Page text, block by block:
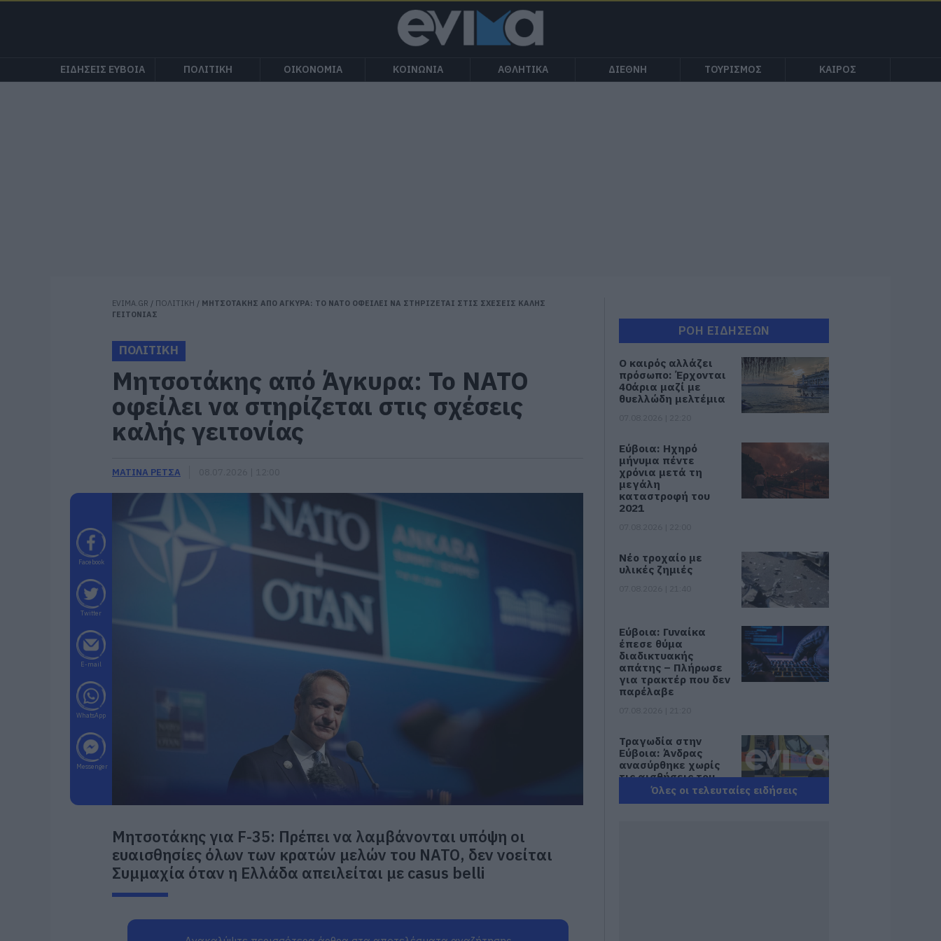
ΕΙΔΗΣΕΙΣ ΕΥΒΟΙΑ ΠΟΛΙΤΙΚΗ ΟΙΚΟΝΟΜΙΑ ΚΟΙΝΩΝΙΑ ΑΘΛΗΤΙΚΑ ΔΙΕΘΝΗ ΤΟΥΡΙΣΜΟΣ ΚΑΙΡΟΣ
EVIMA.GR / ΠΟΛΙΤΙΚΗ / ΜΗΤΣΟΤΑΚΗΣ ΑΠΟ ΑΓΚΥΡΑ: ΤΟ ΝΑΤΟ ΟΦΕΙΛΕΙ ΝΑ ΣΤΗΡΙΖΕΤΑΙ ΣΤΙΣ ΣΧΕΣΕΙΣ ΚΑΛΗΣ
ΓΕΙΤΟΝΙΑΣ
ΠΟΛΙΤΙΚΗ
Μητσοτάκης από Άγκυρα: Το ΝΑΤΟ
οφείλει να στηρίζεται στις σχέσεις
καλής γειτονίας
ΜΑΤΙΝΑ ΡΕΤΣΑ
Facebook
Twitter
E-mail
WhatsApp
Messenger
Μητσοτάκης για F-35: Πρέπει να λαμβάνονται υπόψη οι
ευαισθησίες όλων των κρατών μελών του ΝΑΤΟ, δεν νοείται
Συμμαχία όταν η Ελλάδα απειλείται με casus belli
ΡΟΗ ΕΙΔΗΣΕΩΝ
Ο καιρός αλλάζει
πρόσωπο: Έρχονται
40άρια μαζί με
θυελλώδη μελτέμια
Εύβοια: Ηχηρό
μήνυμα πέντε
χρόνια μετά τη
μεγάλη
καταστροφή του
2021
Νέο τροχαίο με
υλικές ζημιές
Εύβοια: Γυναίκα
έπεσε θύμα
διαδικτυακής
απάτης – Πλήρωσε
για τρακτέρ που δεν
παρέλαβε
Τραγωδία στην
Εύβοια: Άνδρας
ανασύρθηκε χωρίς
τις αισθήσεις του
από τη θάλασσα
Όλες οι τελευταίες ειδήσεις